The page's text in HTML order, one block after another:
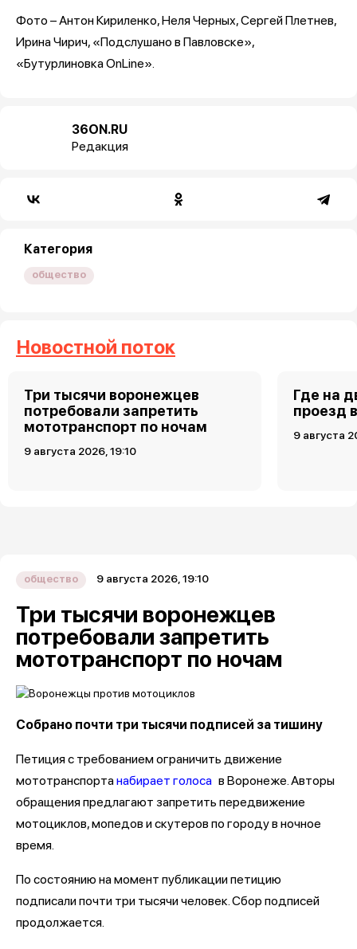
Фото – Антон Кириленко, Неля Черных, Сергей Плетнев,
Ирина Чирич, «Подслушано в Павловске»,
«Бутурлиновка OnLine».
36ON.RU
Редакция
Категория
общество
Новостной поток
Три тысячи воронежцев
потребовали запретить
мототранспорт по ночам
9 августа 2026, 19:10
Где на
проезд
9 августа
общество 9 августа 2026, 19:10
Три тысячи воронежцев
потребовали запретить
мототранспорт по ночам
Собрано почти три тысячи подписей за тишину
Петиция с требованием ограничить движение
мототранспортанабирает голоса в Воронеже. Авторы
обращения предлагают запретить передвижение
мотоциклов, мопедов и скутеров по городу в ночное
время.
По состоянию на момент публикации петицию
подписали почти три тысячи человек. Сбор подписей
продолжается.